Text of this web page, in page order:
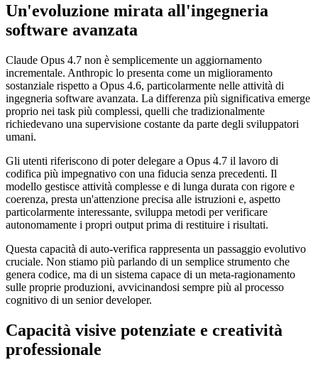
Un'evoluzione mirata all'ingegneria
software avanzata
Claude Opus 4.7 non è semplicemente un aggiornamento
incrementale. Anthropic lo presenta come un miglioramento
sostanziale rispetto a Opus 4.6, particolarmente nelle attività di
ingegneria software avanzata. La differenza più significativa emerge
proprio nei task più complessi, quelli che tradizionalmente
richiedevano una supervisione costante da parte degli sviluppatori
umani.
Gli utenti riferiscono di poter delegare a Opus 4.7 il lavoro di
codifica più impegnativo con una fiducia senza precedenti. Il
modello gestisce attività complesse e di lunga durata con rigore e
coerenza, presta un'attenzione precisa alle istruzioni e, aspetto
particolarmente interessante, sviluppa metodi per verificare
autonomamente i propri output prima di restituire i risultati.
Questa capacità di auto-verifica rappresenta un passaggio evolutivo
cruciale. Non stiamo più parlando di un semplice strumento che
genera codice, ma di un sistema capace di un meta-ragionamento
sulle proprie produzioni, avvicinandosi sempre più al processo
cognitivo di un senior developer.
Capacità visive potenziate e creatività
professionale